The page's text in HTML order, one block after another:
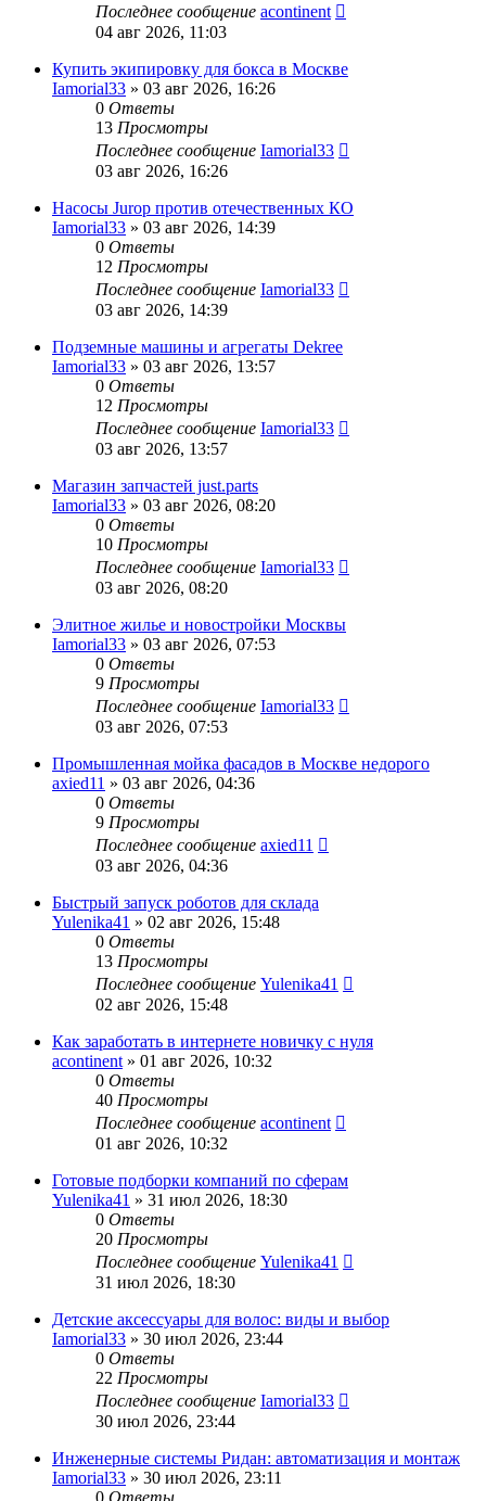
Последнее сообщение acontinent
04 авг 2026, 11:03
Купить экипировку для бокса в Москве
Iamorial33 » 03 авг 2026, 16:26
0 Ответы
13 Просмотры
Последнее сообщение Iamorial33
03 авг 2026, 16:26
Насосы Jurop против отечественных КО
Iamorial33 » 03 авг 2026, 14:39
0 Ответы
12 Просмотры
Последнее сообщение Iamorial33
03 авг 2026, 14:39
Подземные машины и агрегаты Dekree
Iamorial33 » 03 авг 2026, 13:57
0 Ответы
12 Просмотры
Последнее сообщение Iamorial33
03 авг 2026, 13:57
Магазин запчастей just.parts
Iamorial33 » 03 авг 2026, 08:20
0 Ответы
10 Просмотры
Последнее сообщение Iamorial33
03 авг 2026, 08:20
Элитное жилье и новостройки Москвы
Iamorial33 » 03 авг 2026, 07:53
0 Ответы
9 Просмотры
Последнее сообщение Iamorial33
03 авг 2026, 07:53
Промышленная мойка фасадов в Москве недорого
axied11 » 03 авг 2026, 04:36
0 Ответы
9 Просмотры
Последнее сообщение axied11
03 авг 2026, 04:36
Быстрый запуск роботов для склада
Yulenika41 » 02 авг 2026, 15:48
0 Ответы
13 Просмотры
Последнее сообщение Yulenika41
02 авг 2026, 15:48
Как заработать в интернете новичку с нуля
acontinent » 01 авг 2026, 10:32
0 Ответы
40 Просмотры
Последнее сообщение acontinent
01 авг 2026, 10:32
Готовые подборки компаний по сферам
Yulenika41 » 31 июл 2026, 18:30
0 Ответы
20 Просмотры
Последнее сообщение Yulenika41
31 июл 2026, 18:30
Детские аксессуары для волос: виды и выбор
Iamorial33 » 30 июл 2026, 23:44
0 Ответы
22 Просмотры
Последнее сообщение Iamorial33
30 июл 2026, 23:44
Инженерные системы Ридан: автоматизация и монтаж
Iamorial33 » 30 июл 2026, 23:11
0 Ответы